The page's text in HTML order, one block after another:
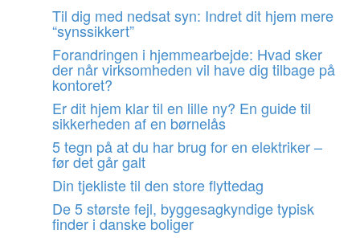
Til dig med nedsat syn: Indret dit hjem mere
“synssikkert”
Forandringen i hjemmearbejde: Hvad sker
der når virksomheden vil have dig tilbage på
kontoret?
Er dit hjem klar til en lille ny? En guide til
sikkerheden af en børnelås
5 tegn på at du har brug for en elektriker –
før det går galt
Din tjekliste til den store flyttedag
De 5 største fejl, byggesagkyndige typisk
finder i danske boliger